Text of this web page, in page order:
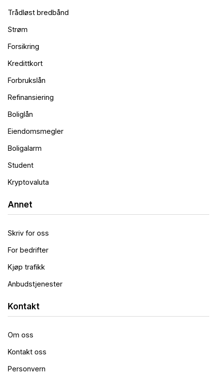
Trådløst bredbånd
Strøm
Forsikring
Kredittkort
Forbrukslån
Refinansiering
Boliglån
Eiendomsmegler
Boligalarm
Student
Kryptovaluta
Annet
Skriv for oss
For bedrifter
Kjøp trafikk
Anbudstjenester
Kontakt
Om oss
Kontakt oss
Personvern